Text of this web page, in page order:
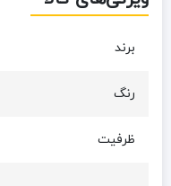
برند
رنگ
ظرفیت